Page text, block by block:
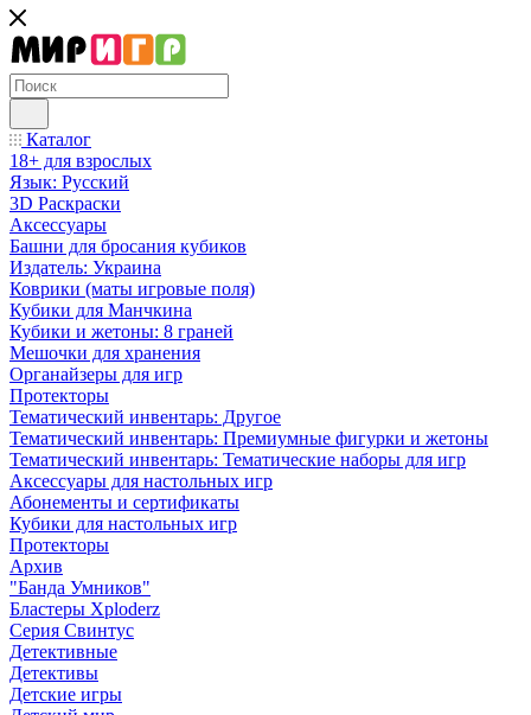
Каталог
18+ для взрослых
Язык: Русский
3D Раскраски
Аксессуары
Башни для бросания кубиков
Издатель: Украина
Коврики (маты игровые поля)
Кубики для Манчкина
Кубики и жетоны: 8 граней
Мешочки для хранения
Органайзеры для игр
Протекторы
Тематический инвентарь: Другое
Тематический инвентарь: Премиумные фигурки и жетоны
Тематический инвентарь: Тематические наборы для игр
Аксессуары для настольных игр
Абонементы и сертификаты
Кубики для настольных игр
Протекторы
Архив
"Банда Умников"
Бластеры Xploderz
Cерия Свинтус
Детективные
Детективы
Детские игры